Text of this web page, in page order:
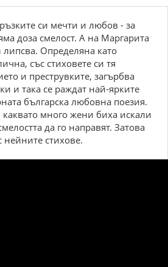
си мечти и любов - за
доза смелост. А на Маргарита
липсва. Определяна като
със стиховете си тя
и преструвките, загърбва
и така се раждат най-ярките
българска любовна поезия.
каквато много жени биха искали
да го направят. Затова
нейните стихове.